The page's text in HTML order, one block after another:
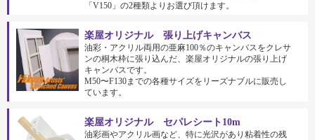
「V150」の2種類よりお選び頂けます。
楽屋オリジナル 張り上げキャンバス
油彩・アクリル両用の亜麻100％のキャンバスをクレサ
ンの桐木枠に張り込んだ、楽屋オリジナルの張り上げ
キャンバスです。
M50〜F130までの各種サイズをリーズナブルに販売し
ています。
楽屋オリジナル セパレシート10m
油彩画やアクリル画など、特に光沢があり粘着性の残